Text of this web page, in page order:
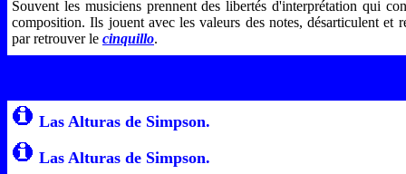
Souvent les musiciens prennent des libertés d'interprétation qui
composition. Ils jouent avec les valeurs des notes, désarticulent et
par retrouver le cinquillo.
Las Alturas de Simpson.
Las Alturas de Simpson.